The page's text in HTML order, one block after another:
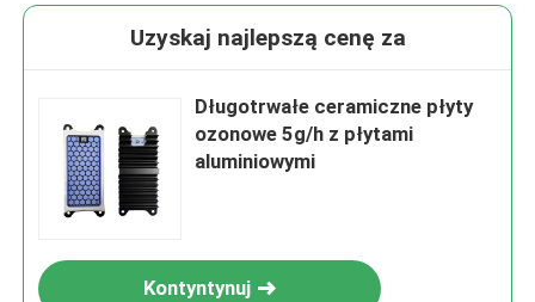
Uzyskaj najlepszą cenę za
Długotrwałe ceramiczne płyty
ozonowe 5g/h z płytami
aluminiowymi
Kontyntynuj